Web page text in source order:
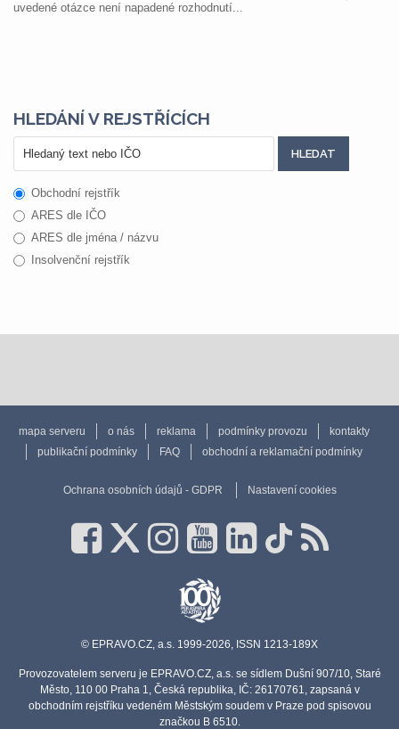
uvedené otázce není napadené rozhodnutí...
HLEDÁNÍ V REJSTŘÍCÍCH
Obchodní rejstřík
ARES dle IČO
ARES dle jména / názvu
Insolvenční rejstřík
mapa serveru o nás reklama podmínky provozu
kontakty
publikační podmínky
FAQ obchodní a reklamační podmínky
Ochrana osobních údajů - GDPR Nastavení cookies
© EPRAVO.CZ, a.s. 1999-2026, ISSN 1213-189X
Provozovatelem serveru je EPRAVO.CZ, a.s. se sídlem Dušní 907/10, Staré
Město, 110 00 Praha 1, Česká republika, IČ: 26170761, zapsaná v
obchodním rejstříku vedeném Městským soudem v Praze pod spisovou
značkou B 6510.